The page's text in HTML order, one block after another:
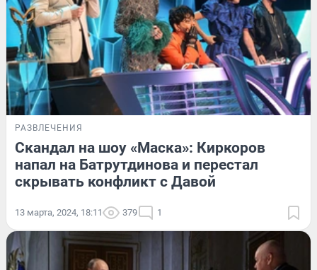
РАЗВЛЕЧЕНИЯ
Скандал на шоу «Маска»: Киркоров
напал на Батрутдинова и перестал
скрывать конфликт с Давой
13 марта, 2024, 18:11 379 1